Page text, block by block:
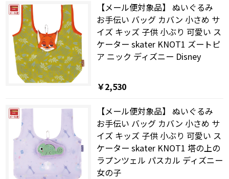
【メール便対象品】 ぬいぐるみ
お手伝い バッグ カバン 小さめ サ
イズ キッズ 子供 小ぶり 可愛い ス
ケーター skater KNOT1 ズートピ
ア ニック ディズニー Disney
￥2,530
【メール便対象品】 ぬいぐるみ
お手伝い バッグ カバン 小さめ サ
イズ キッズ 子供 小ぶり 可愛い ス
ケーター skater KNOT1 塔の上の
ラプンツェル パスカル ディズニー
女の子